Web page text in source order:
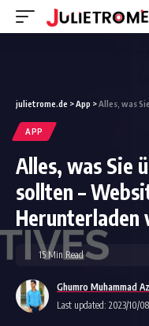
julietrome.de >App >Alles, was Sie
APP
Alles, was Sie
sollten –
Herunterladen
Last updated: 2023/10/
Ghumro Muhammad
15 Min Read